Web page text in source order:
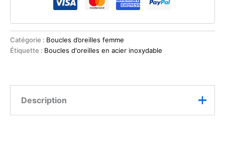
Catégorie : Boucles d’oreilles femme
Étiquette : Boucles d'oreilles en acier inoxydable
Description